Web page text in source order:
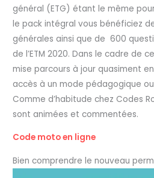
général (ETG) étant le même
le pack intégral vous bénéficiez
générales ainsi que de 600
de l’ETM 2020. Dans le cadre de
mise parcours à jour quasiment
accès à un mode pédagogique
Comme d’habitude chez Codes
sont animées et commentées.
Code moto en ligne
Bien comprendre le nouveau